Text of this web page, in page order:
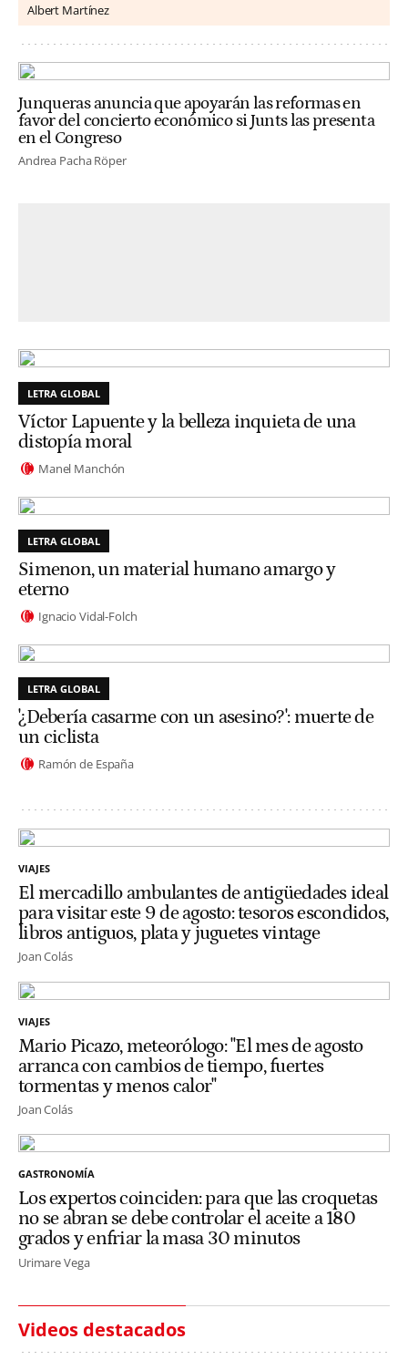
Albert Martínez
Junqueras anuncia que apoyarán las reformas en
favor del concierto económico si Junts las presenta
en el Congreso
Andrea Pacha Röper
LETRA GLOBAL
Víctor Lapuente y la belleza inquieta de una
distopía moral
Manel Manchón
LETRA GLOBAL
Simenon, un material humano amargo y
eterno
Ignacio Vidal-Folch
LETRA GLOBAL
'¿Debería casarme con un asesino?': muerte de
un ciclista
Ramón de España
VIAJES
El mercadillo ambulantes de antigüedades ideal
para visitar este 9 de agosto: tesoros escondidos,
libros antiguos, plata y juguetes vintage
Joan Colás
VIAJES
Mario Picazo, meteorólogo: "El mes de agosto
arranca con cambios de tiempo, fuertes
tormentas y menos calor"
Joan Colás
GASTRONOMÍA
Los expertos coinciden: para que las croquetas
no se abran se debe controlar el aceite a 180
grados y enfriar la masa 30 minutos
Urimare Vega
Videos destacados